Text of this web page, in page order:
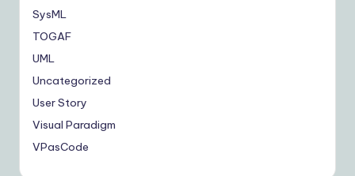
SysML
TOGAF
UML
Uncategorized
User Story
Visual Paradigm
VPasCode